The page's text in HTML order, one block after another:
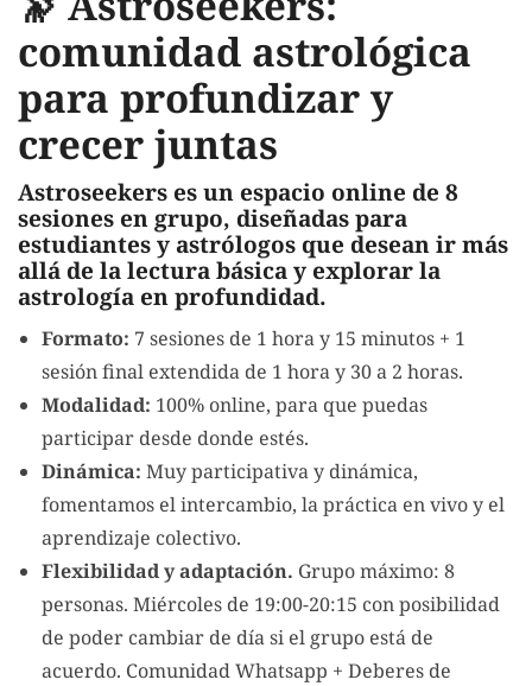
comunidad astrológica
para profundizar y
crecer juntas
Astroseekers es un espacio online de 8
sesiones en grupo, diseñadas para
estudiantes y astrólogos que desean ir más
allá de la lectura básica y explorar la
astrología en profundidad.
Formato: 7 sesiones de 1 hora y 15 minutos + 1
sesión final extendida de 1 hora y 30 a 2 horas.
Modalidad: 100% online, para que puedas
participar desde donde estés.
Dinámica: Muy participativa y dinámica,
fomentamos el intercambio, la práctica en vivo y el
aprendizaje colectivo.
Flexibilidad y adaptación. Grupo máximo: 8
personas. Miércoles de 19:00-20:15 con posibilidad
de poder cambiar de día si el grupo está de
acuerdo. Comunidad Whatsapp + Deberes de